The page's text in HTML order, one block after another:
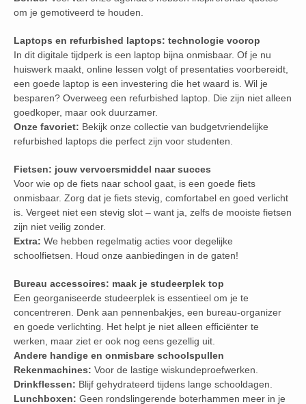
om je gemotiveerd te houden.
Laptops en refurbished laptops: technologie voorop
In dit digitale tijdperk is een laptop bijna onmisbaar. Of je nu
huiswerk maakt, online lessen volgt of presentaties voorbereidt,
een goede laptop is een investering die het waard is. Wil je
besparen? Overweeg een refurbished laptop. Die zijn niet alleen
goedkoper, maar ook duurzamer.
Onze favoriet: Bekijk onze collectie van budgetvriendelijke
refurbished laptops die perfect zijn voor studenten.
Fietsen: jouw vervoersmiddel naar succes
Voor wie op de fiets naar school gaat, is een goede fiets
onmisbaar. Zorg dat je fiets stevig, comfortabel en goed verlicht
is. Vergeet niet een stevig slot – want ja, zelfs de mooiste fietsen
zijn niet veilig zonder.
Extra: We hebben regelmatig acties voor degelijke
schoolfietsen. Houd onze aanbiedingen in de gaten!
Bureau accessoires: maak je studeerplek top
Een georganiseerde studeerplek is essentieel om je te
concentreren. Denk aan pennenbakjes, een bureau-organizer
en goede verlichting. Het helpt je niet alleen efficiënter te
werken, maar ziet er ook nog eens gezellig uit.
Andere handige en onmisbare schoolspullen
Rekenmachines: Voor de lastige wiskundeproefwerken.
Drinkflessen: Blijf gehydrateerd tijdens lange schooldagen.
Lunchboxen: Geen rondslingerende boterhammen meer in je